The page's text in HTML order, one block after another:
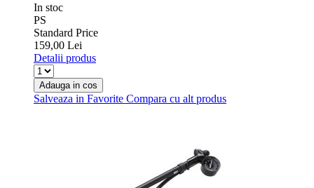
In stoc
PS
Standard Price
159,00 Lei
Detalii produs
Adauga in cos
Salveaza in Favorite Compara cu alt produs